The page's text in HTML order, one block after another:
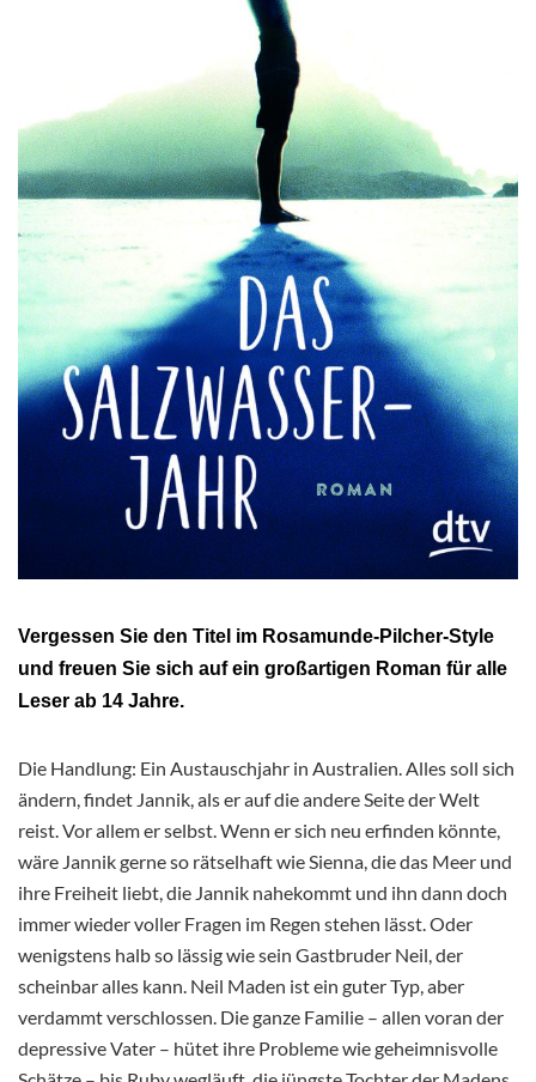
Vergessen Sie den Titel im Rosamunde-Pilcher-Style
und freuen Sie sich auf ein großartigen Roman für alle
Leser ab 14 Jahre.
Die Handlung: Ein Austauschjahr in Australien. Alles soll sich
ändern, findet Jannik, als er auf die andere Seite der Welt
reist. Vor allem er selbst. Wenn er sich neu erfinden könnte,
wäre Jannik gerne so rätselhaft wie Sienna, die das Meer und
ihre Freiheit liebt, die Jannik nahekommt und ihn dann doch
immer wieder voller Fragen im Regen stehen lässt. Oder
wenigstens halb so lässig wie sein Gastbruder Neil, der
scheinbar alles kann. Neil Maden ist ein guter Typ, aber
verdammt verschlossen. Die ganze Familie – allen voran der
depressive Vater – hütet ihre Probleme wie geheimnisvolle